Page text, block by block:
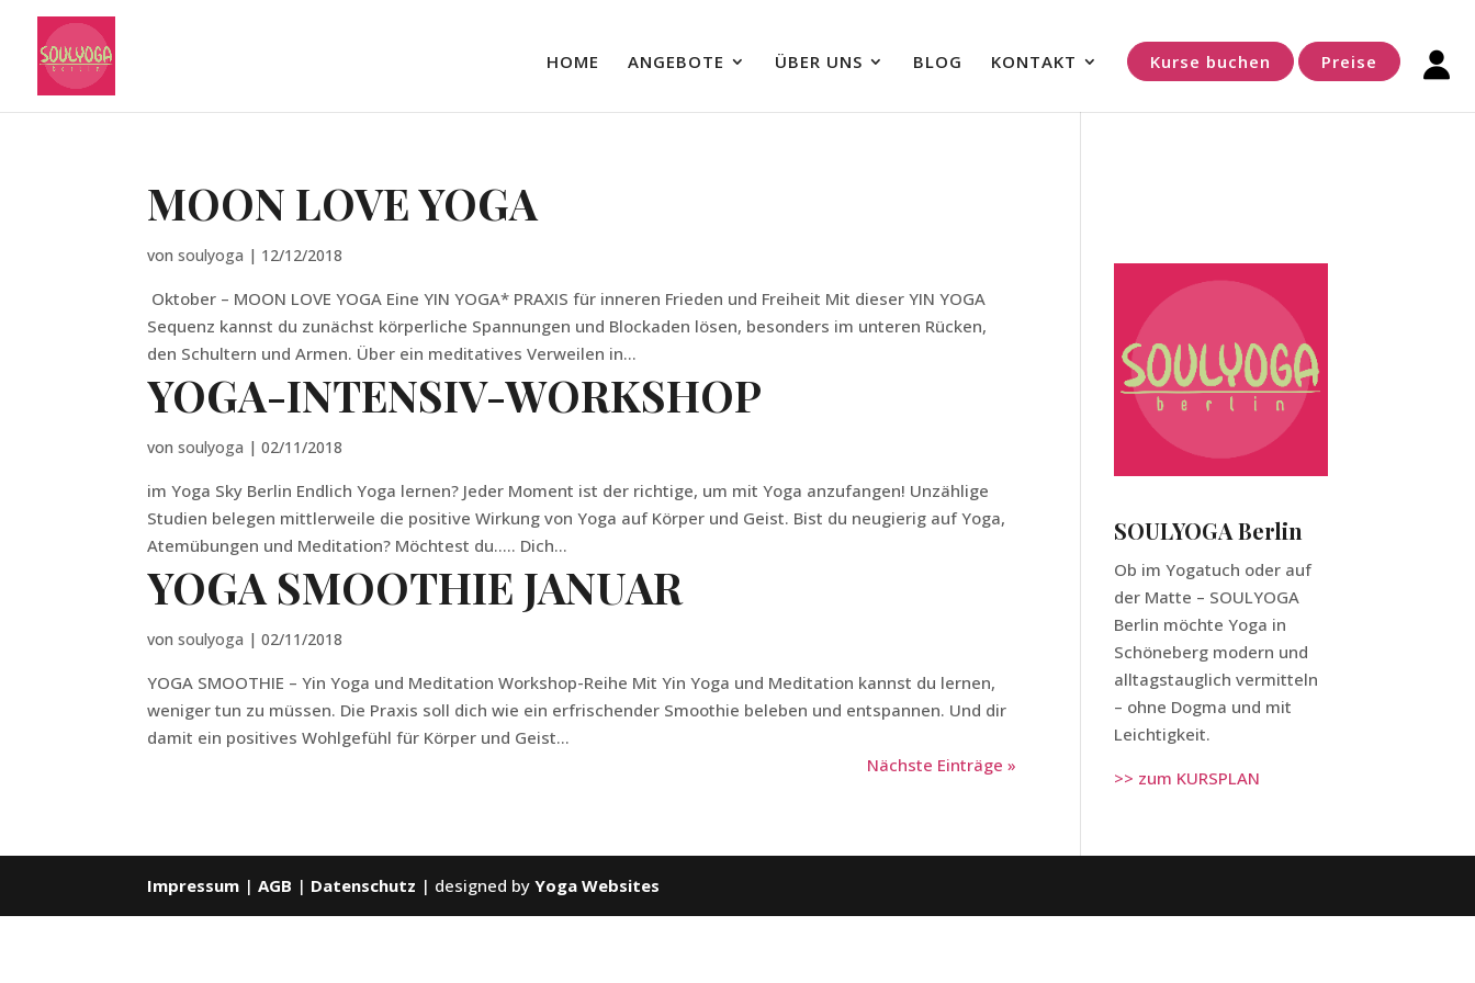
HOME ANGEBOTE ÜBER UNS BLOG KONTAKT Kurse buchen Preise
MOON LOVE YOGA
vonsoulyoga | 12/12/2018
Oktober – MOON LOVE YOGA Eine YIN YOGA* PRAXIS für inneren Frieden und Freiheit Mit dieser YIN YOGA
Sequenz kannst du zunächst körperliche Spannungen und Blockaden lösen, besonders im unteren Rücken,
den Schultern und Armen. Über ein meditatives Verweilen in...
YOGA-INTENSIV-WORKSHOP
vonsoulyoga |02/11/2018
im Yoga Sky Berlin Endlich Yoga lernen? Jeder Moment ist der richtige, um mit Yoga anzufangen! Unzählige
Studien belegen mittlerweile die positive Wirkung von Yoga auf Körper und Geist. Bist du neugierig auf Yoga,
Atemübungen und Meditation? Möchtest du….. Dich...
YOGA SMOOTHIE JANUAR
vonsoulyoga |02/11/2018
YOGA SMOOTHIE – Yin Yoga und Meditation Workshop-Reihe Mit Yin Yoga und Meditation kannst du lernen,
weniger tun zu müssen. Die Praxis soll dich wie ein erfrischender Smoothie beleben und entspannen. Und dir
damit ein positives Wohlgefühl für Körper und Geist...
Nächste Einträge »
SOULYOGA Berlin
Ob im Yogatuch oder auf
der Matte – SOULYOGA
Berlin möchte Yoga in
Schöneberg modern und
alltagstauglich vermitteln
– ohne Dogma und mit
Leichtigkeit.
>> zum KURSPLAN
Impressum |AGB | Datenschutz | designed byYoga Websites